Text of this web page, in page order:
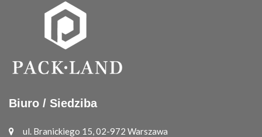
Biuro / Siedziba
ul. Branickiego 15, 02-972 Warszawa